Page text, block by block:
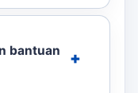
bantuan